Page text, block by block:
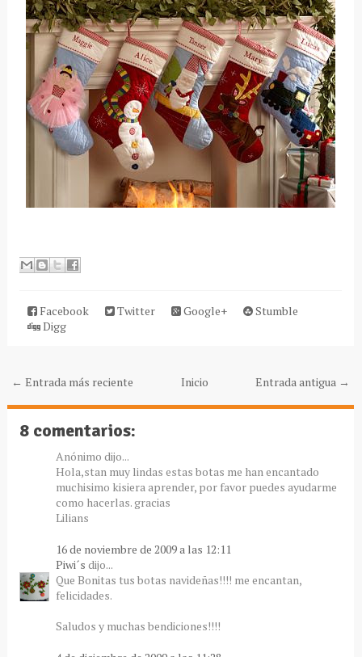
Facebook Twitter Google+
Stumble
Digg
← Entrada más reciente Entrada antigua →
Inicio
8 comentarios:
Anónimo dijo...
Hola,stan muy lindas estas botas me han encantado
muchisimo kisiera aprender, por favor puedes ayudarme
como hacerlas. gracias
Lilians
16 de noviembre de 2009 a las 12:11
Piwi´s dijo...
Que Bonitas tus botas navideñas!!!! me encantan,
felicidades.
Saludos y muchas bendiciones!!!!